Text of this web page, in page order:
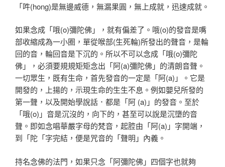
「吽(hong)是無邊威德，無漏果圓，無上成就，迅速成就。
如果念成「哦(o)彌陀佛」，就有偏差了。哦(o)的發音是嘴
部收縮成為一小圈，單從喉部(生死輪)所發出的聲音，是輪
回的音，輪回音是下沉的。所以不可以念成「哦(o)彌陀
佛」，必須要規規矩矩念出「阿(a)彌陀佛」的清朗音聲。
一切眾生，既有生命，首先發音的一定是「阿(a)」。它是
開發的，上揚的，示現生命的生生不息。例如嬰兒所發的
第一聲，以及開始學說話．都是「阿 (a)」的發音。至於
「哦(o)」音是沉沒的，向下的，甚至可以說是沉墮的音
聲。即如念唱華嚴字母的梵音，起腔由「阿(a)」字開端，
到「陀「字完結，便是咒音的「聲明」內義。
持名念佛的法門，如果只念「阿彌陀佛」四個字也就夠